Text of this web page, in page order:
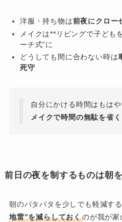
洋服・持ち物は前夜にクロー
メイクは**リビングで子ども
ーチ式”に
どうしても間に合わない時は
死守
自分にかける時間はもは
メイクで時間の無駄を省く
前日の夜を制するものは朝
朝のバタバタを少しでも軽減す
地雷”を減らしておくのが我が家